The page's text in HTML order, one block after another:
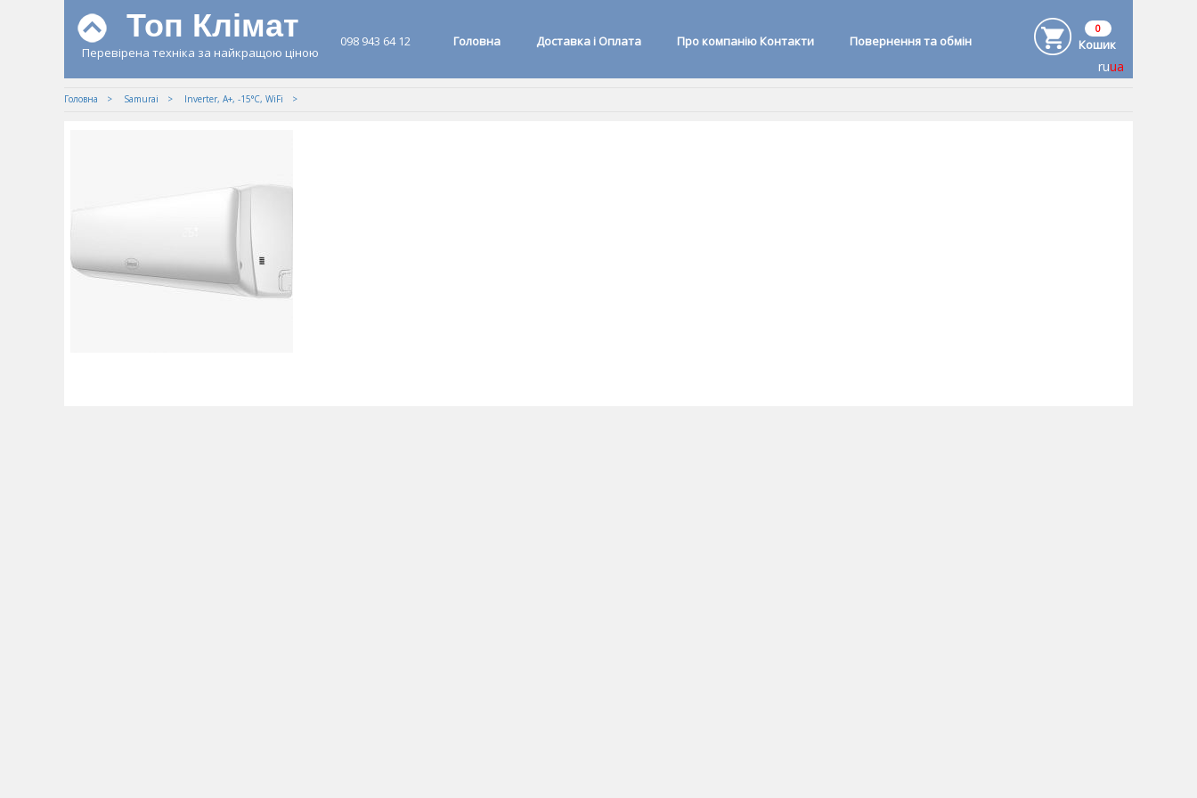
ruua
Топ Клімат
Перевірена техніка за найкращою ціною
098 943 64 12 Головна Доставка і Оплата Про компанію Контакти Повернення та обмін
0
Кошик
Головна Samurai Inverter, A+, -15°С, WiFi